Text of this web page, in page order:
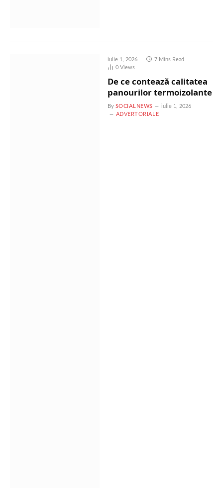
iulie 1, 2026
7 Mins Read
0 Views
De ce contează calitatea
panourilor termoizolante
By SOCIALNEWS
iulie 1, 2026
ADVERTORIALE